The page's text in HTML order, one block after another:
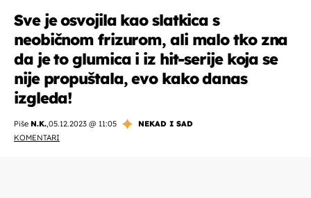
Sve je osvojila kao slatkica s
neobičnom frizurom, ali malo tko zna
da je to glumica i iz hit-serije koja se
nije propuštala, evo kako danas
izgleda!
Piše N.K.,05.12.2023 @ 11:05
NEKAD I SAD
KOMENTARI